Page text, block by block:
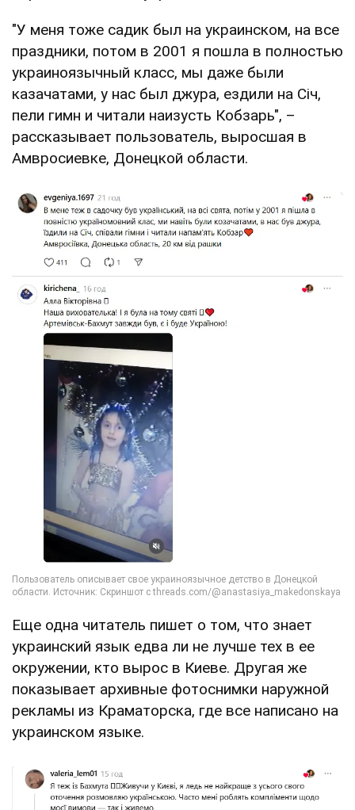
"У меня тоже садик был на украинском, на все
праздники, потом в 2001 я пошла в полностью
украиноязычный класс, мы даже были
казачатами, у нас был джура, ездили на Січ,
пели гимн и читали наизусть Кобзарь", –
рассказывает пользователь, выросшая в
Амвросиевке, Донецкой области.
Еще одна читатель пишет о том, что знает
украинский язык едва ли не лучше тех в ее
окружении, кто вырос в Киеве. Другая же
показывает архивные фотоснимки наружной
рекламы из Краматорска, где все написано на
украинском языке.